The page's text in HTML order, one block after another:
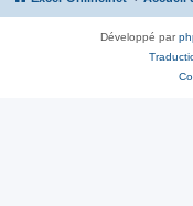
Développé par